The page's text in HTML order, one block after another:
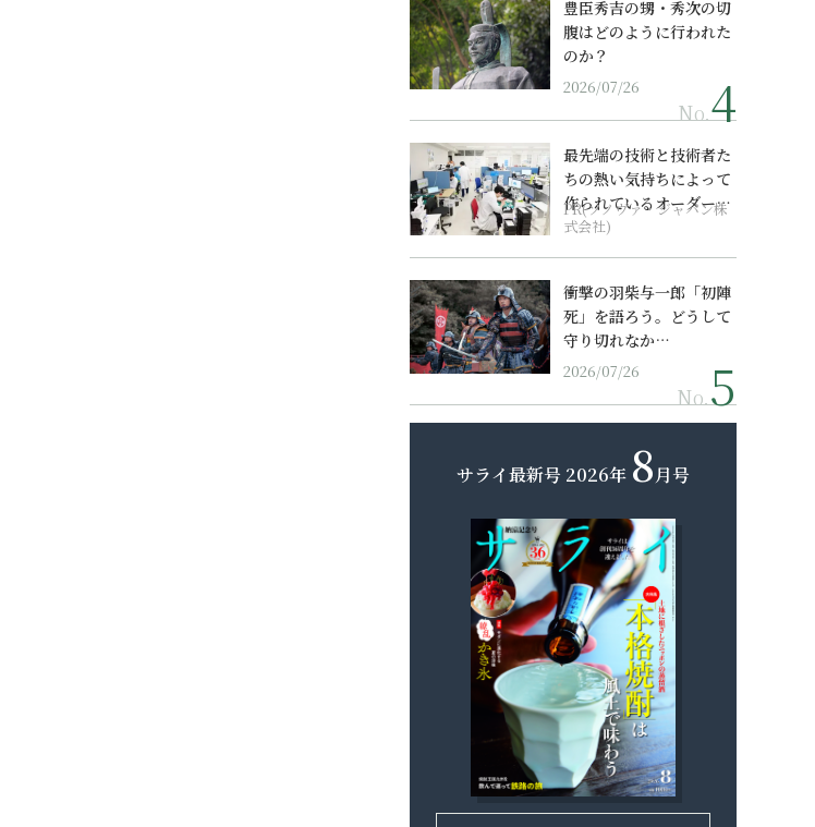
豊臣秀吉の甥・秀次の切
腹はどのように行われた
のか？
2026/07/26
No.
最先端の技術と技術者た
ちの熱い気持ちによって
作られているオーダーメ
イド補聴器
PR(ソノヴァ・ジャパン株
式会社)
衝撃の羽柴与一郎「初陣
死」を語ろう。どうして
守り切れなか…
2026/07/26
No.
サライ最新号 2026年 8月号